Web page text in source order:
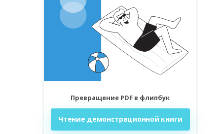
Превращение PDF в флипбук
Чтение демонстрационной книги